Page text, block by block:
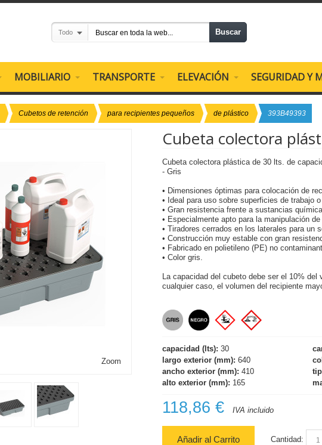
Todo Buscar
MOBILIARIO TRANSPORTE ELEVACIÓN SEGURIDAD Y
Cubetos de retención para recipientes pequeños de plástico 393B49393
Zoom
Cubeta colectora
Cubeta colectora plástica de 30 lts. de
- Gris
• Dimensiones óptimas para colocación de
• Ideal para uso sobre superficies de trabajo
• Gran resistencia frente a sustancias
• Especialmente apto para la manipulación
• Tiradores cerrados en los laterales para un
• Construcción muy estable con gran
• Fabricado en polietileno (PE) no
• Color gris.
La capacidad del cubeto debe ser el 10%
cualquier caso, el volumen del recipiente
capacidad (lts): 30
largo exterior (mm): 640
ancho exterior (mm): 410
alto exterior (mm): 165
118,86 € IVA incluido
Cantidad:
Añadir al Carrito